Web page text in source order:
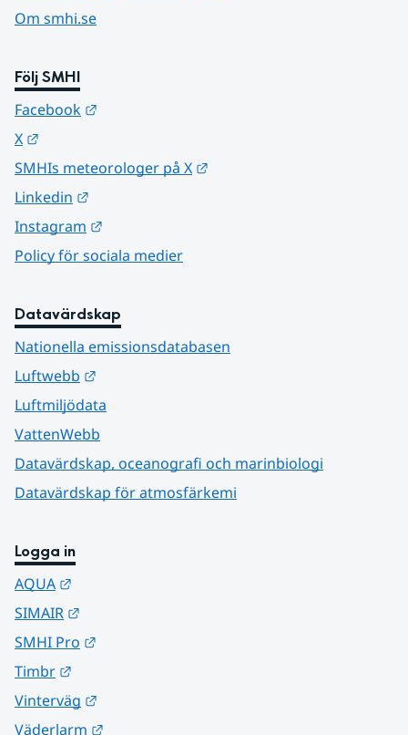
Om smhi.se
Följ SMHI
Facebook
X
SMHIs meteorologer på X
Linkedin
Instagram
Policy för sociala medier
Datavärdskap
Nationella emissionsdatabasen
Luftwebb
Luftmiljödata
VattenWebb
Datavärdskap, oceanografi och marinbiologi
Datavärdskap för atmosfärkemi
Logga in
AQUA
SIMAIR
SMHI Pro
Timbr
Vinterväg
Väderlarm